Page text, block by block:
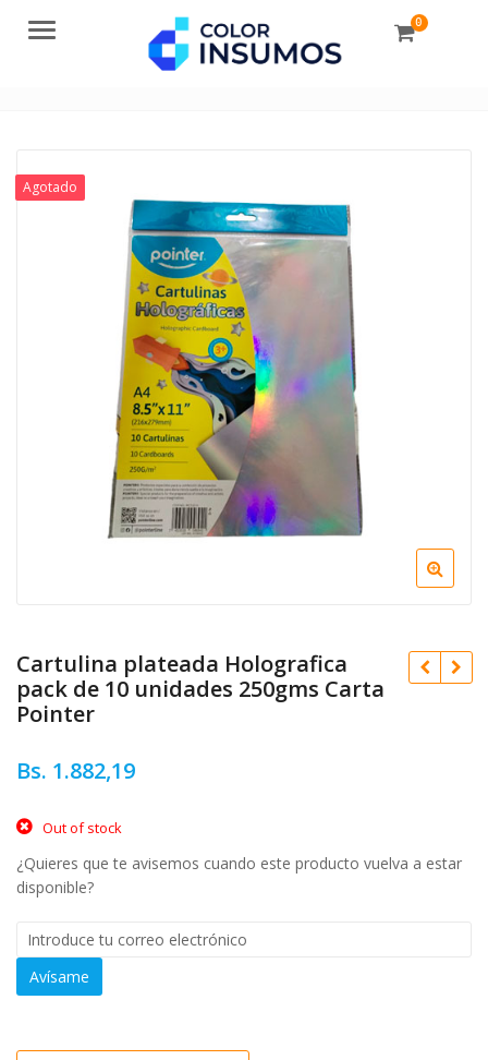
Menu 0
Agotado
Cartulina plateada Holografica
pack de 10 unidades 250gms Carta
Pointer
Bs. 1.882,19
Out of stock
¿Quieres que te avisemos cuando este producto vuelva a estar
disponible?
Avísame